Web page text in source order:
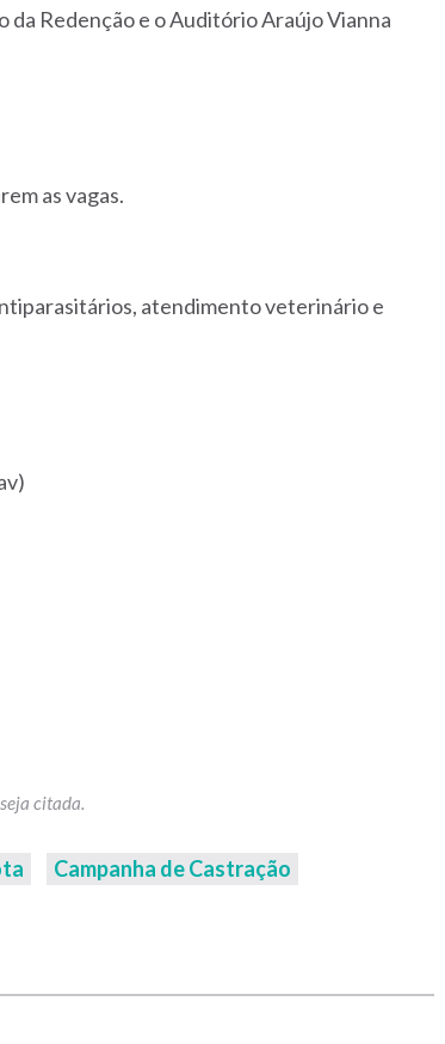
Redenção e o Auditório Araújo Vianna
as vagas.
atendimento veterinário e
Campanha de Castração